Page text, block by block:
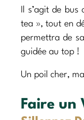
Il s’agit de
tea », tout en
permettra de
guidée au top !
Un poil cher,
Faire un